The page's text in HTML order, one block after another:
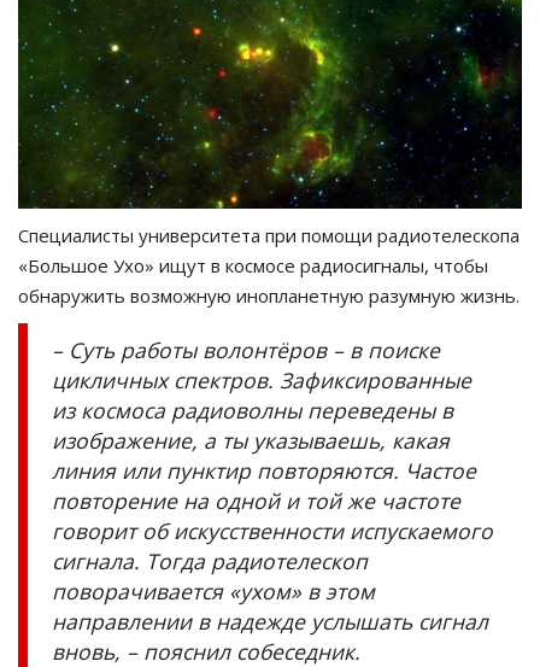
Специалисты университета при помощи радиотелескопа
«Большое Ухо» ищут в космосе радиосигналы, чтобы
обнаружить возможную инопланетную разумную жизнь.
– Суть работы волонтёров – в поиске
цикличных спектров. Зафиксированные
из космоса радиоволны переведены в
изображение, а ты указываешь, какая
линия или пунктир повторяются. Частое
повторение на одной и той же частоте
говорит об искусственности испускаемого
сигнала. Тогда радиотелескоп
поворачивается «ухом» в этом
направлении в надежде услышать сигнал
вновь, – пояснил собеседник.